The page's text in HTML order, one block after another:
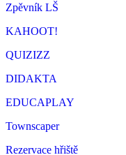
Zpěvník LŠ
KAHOOT!
QUIZIZZ
DIDAKTA
EDUCAPLAY
Townscaper
Rezervace hřiště